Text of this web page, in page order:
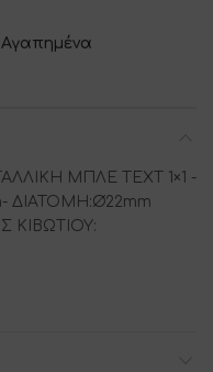
ΜΠΛΕ ΤΕΧΤ 1×1 -
ΔΙΑΤΟΜΗ:Ø22mm
ΚΙΒΩΤΙΟΥ: